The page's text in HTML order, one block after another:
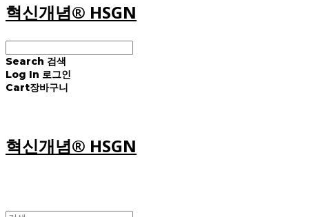
혁신개념® HSGN
Search 검색
Log In 로그인
Cart장바구니
혁신개념® HSGN